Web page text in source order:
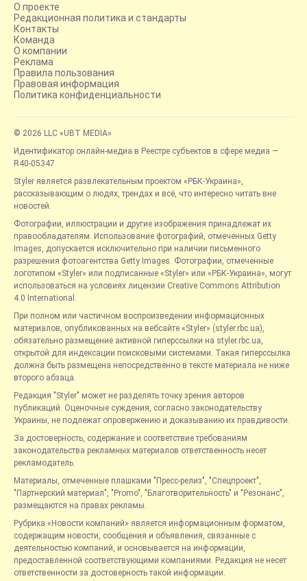
О проекте
Редакционная политика и стандарты
Контакты
Команда
О компании
Реклама
Правила пользования
Правовая информация
Политика конфиденциальности
© 2026 LLC «UBT MEDIA»
Идентификатор онлайн-медиа в Реестре субъектов в сфере медиа —
R40-05347
Styler является развлекательным проектом «РБК-Украина»,
рассказывающим о людях, трендах и всё, что интересно читать вне
новостей.
Фотографии, иллюстрации и другие изображения принадлежат их
правообладателям. Использование фотографий, отмеченных Getty
Images, допускается исключительно при наличии письменного
разрешения фотоагентства Getty Images. Фотографии, отмеченные
логотипом «Styler» или подписанные «Styler» или «РБК-Украина», могут
использоваться на условиях лицензии Creative Commons Attribution
4.0 International.
При полном или частичном воспроизведении информационных
материалов, опубликованных на вебсайте «Styler» (styler.rbc.ua),
обязательно размещение активной гиперссылки на styler.rbc.ua,
открытой для индексации поисковыми системами. Такая гиперссылка
должна быть размещена непосредственно в тексте материала не ниже
второго абзаца.
Редакция "Styler" может не разделять точку зрения авторов
публикаций. Оценочные суждения, согласно законодательству
Украины, не подлежат опровержению и доказыванию их правдивости.
За достоверность, содержание и соответствие требованиям
законодательства рекламных материалов ответственность несет
рекламодатель.
Материалы, отмеченные плашками "Пресс-релиз", "Спецпроект",
"Партнерский материал", "Promo", "Благотворительность" и "Резонанс",
размещаются на правах рекламы.
Рубрика «Новости компаний» является информационным форматом,
содержащим новости, сообщения и объявления, связанные с
деятельностью компаний, и основывается на информации,
предоставленной соответствующими компаниями. Редакция не несет
ответственности за достоверность такой информации.